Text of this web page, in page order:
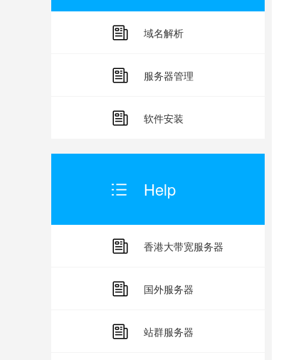
域名解析
服务器管理
软件安装
Help
香港大带宽服务器
国外服务器
站群服务器